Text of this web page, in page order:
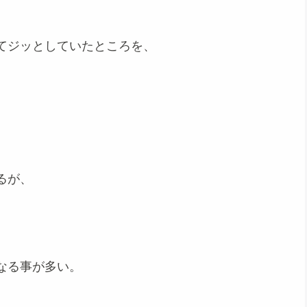
ッとしていたところを、
、
事が多い。